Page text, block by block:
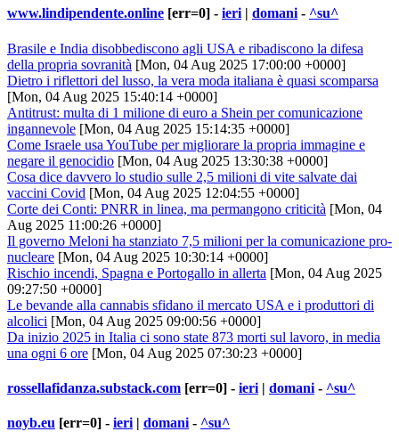
www.lindipendente.online [err=0] - ieri| domani- ^su^
Brasile e India disobbediscono agli USA e ribadiscono la difesa
della propria sovranità [Mon, 04 Aug 2025 17:00:00 +0000]
Dietro i riflettori del lusso, la vera moda italiana è quasi scomparsa
[Mon, 04 Aug 2025 15:40:14 +0000]
Antitrust: multa di 1 milione di euro a Shein per comunicazione
ingannevole [Mon, 04 Aug 2025 15:14:35 +0000]
Come Israele usa YouTube per migliorare la propria immagine e
negare il genocidio [Mon, 04 Aug 2025 13:30:38 +0000]
Cosa dice davvero lo studio sulle 2,5 milioni di vite salvate dai
vaccini Covid [Mon, 04 Aug 2025 12:04:55 +0000]
Corte dei Conti: PNRR in linea, ma permangono criticità [Mon, 04
Aug 2025 11:00:26 +0000]
Il governo Meloni ha stanziato 7,5 milioni per la comunicazione pro-
nucleare [Mon, 04 Aug 2025 10:30:14 +0000]
Rischio incendi, Spagna e Portogallo in allerta [Mon, 04 Aug 2025
09:27:50 +0000]
Le bevande alla cannabis sfidano il mercato USA e i produttori di
alcolici [Mon, 04 Aug 2025 09:00:56 +0000]
Da inizio 2025 in Italia ci sono state 873 morti sul lavoro, in media
una ogni 6 ore [Mon, 04 Aug 2025 07:30:23 +0000]
rossellafidanza.substack.com [err=0] - ieri | domani - ^su^
noyb.eu [err=0] - ieri | domani - ^su^